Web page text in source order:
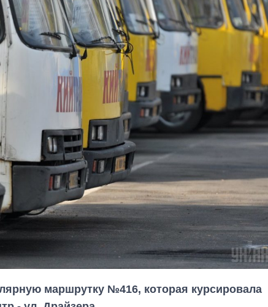
маршрутку №416, которая курсировала